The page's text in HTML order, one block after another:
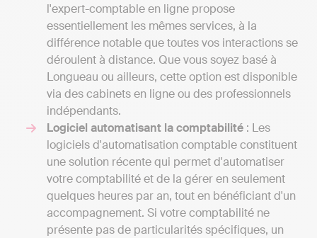
l'expert-comptable en ligne propose
essentiellement les mêmes services, à la
différence notable que toutes vos interactions se
déroulent à distance. Que vous soyez basé à
Longueau ou ailleurs, cette option est disponible
via des cabinets en ligne ou des professionnels
indépendants.
Logiciel automatisant la comptabilité : Les
logiciels d'automatisation comptable constituent
une solution récente qui permet d'automatiser
votre comptabilité et de la gérer en seulement
quelques heures par an, tout en bénéficiant d'un
accompagnement. Si votre comptabilité ne
présente pas de particularités spécifiques, un